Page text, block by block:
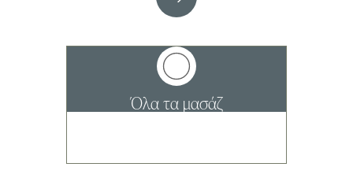
Όλα τα μασάζ